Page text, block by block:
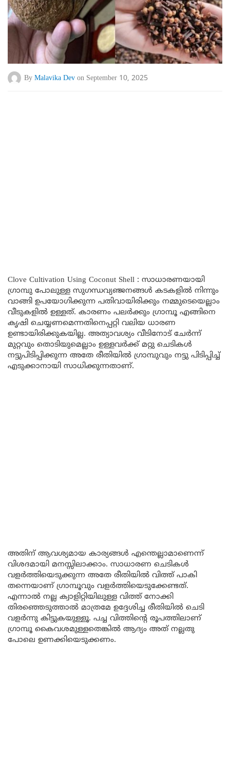
By Malavika Dev on September 10, 2025
Clove Cultivation Using Coconut Shell : സാധാരണയായി
ഗ്രാമ്പു പോലുള്ള സുഗന്ധവ്യഞ്ജനങ്ങൾ കടകളിൽ നിന്നും
വാങ്ങി ഉപയോഗിക്കുന്ന പതിവായിരിക്കും നമ്മുടെയെല്ലാം
വീടുകളിൽ ഉള്ളത്. കാരണം പലർക്കും ഗ്രാമ്പൂ എങ്ങിനെ
കൃഷി ചെയ്യണമെന്നതിനെപ്പറ്റി വലിയ ധാരണ
ഉണ്ടായിരിക്കുകയില്ല. അത്യാവശ്യം വീടിനോട് ചേർന്ന്
മുറ്റവും തൊടിയുമെല്ലാം ഉള്ളവർക്ക് മറ്റു ചെടികൾ
നട്ടുപിടിപ്പിക്കുന്ന അതേ രീതിയിൽ ഗ്രാമ്പുവും നട്ടു പിടിപ്പിച്ച്
എടുക്കാനായി സാധിക്കുന്നതാണ്.
അതിന് ആവശ്യമായ കാര്യങ്ങൾ എന്തെല്ലാമാണെന്ന്
വിശദമായി മനസ്സിലാക്കാം. സാധാരണ ചെടികൾ
വളർത്തിയെടുക്കുന്ന അതേ രീതിയിൽ വിത്ത് പാകി
തന്നെയാണ് ഗ്രാമ്പൂവും വളർത്തിയെടുക്കേണ്ടത്.
എന്നാൽ നല്ല ക്വാളിറ്റിയിലുള്ള വിത്ത് നോക്കി
തിരഞ്ഞെടുത്താൽ മാത്രമേ ഉദ്ദേശിച്ച രീതിയിൽ ചെടി
വളർന്നു കിട്ടുകയുള്ളൂ. പച്ച വിത്തിന്റെ രൂപത്തിലാണ്
ഗ്രാമ്പൂ കൈവശമുള്ളതെങ്കിൽ ആദ്യം അത് നല്ലതു
പോലെ ഉണക്കിയെടുക്കണം.